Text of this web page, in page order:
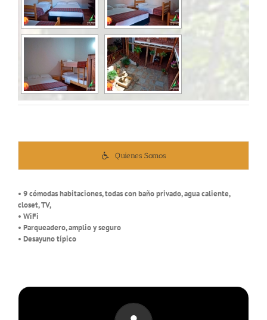
Quienes Somos
• 9 cómodas habitaciones, todas con baño privado, agua caliente,
closet, TV,
• WiFi
• Parqueadero, amplio y seguro
• Desayuno típico